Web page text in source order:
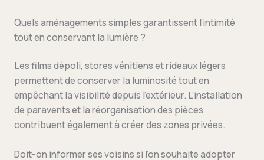
Quels aménagements simples garantissent l’intimité
tout en conservant la lumière ?
Les films dépoli, stores vénitiens et rideaux légers
permettent de conserver la luminosité tout en
empêchant la visibilité depuis l’extérieur. L’installation
de paravents et la réorganisation des pièces
contribuent également à créer des zones privées.
Doit-on informer ses voisins si l’on souhaite adopter